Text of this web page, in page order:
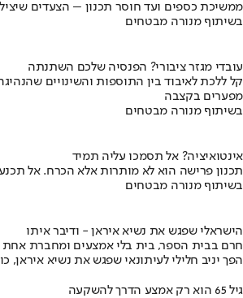
ממשיכת כספים ועד חוסר תכנון – הצעדים
בשיתוף מנורה מבטחים
עובדי מגזר ציבורי? הפנסיה שלכם השתנתה
קל ללכת לאיבוד בין התוספות והשינויים
מפערים בקצבה
בשיתוף מנורה מבטחים
אינטואיציה? אל תסמכו עליה תמיד
תכנון פרישה הוא לא מותרות אלא הכרח. אל
בשיתוף מנורה מבטחים
הישראלי שפגש את נשיא איראן - ודיבר איתו
חרם בבית הספר, בית בלי אמצעים ומחברת
הפך יניב חלילי לעיתונאי שפגש את נשיא איראן,
גיל 65 הוא רק אמצע הדרך להשקעה